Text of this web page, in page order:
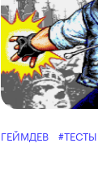
ГЕЙМДЕВ #ТЕСТЫ